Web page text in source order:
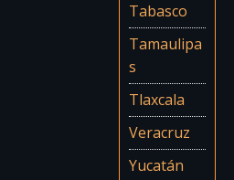
Tabasco
Tamaulipa
s
Tlaxcala
Veracruz
Yucatán